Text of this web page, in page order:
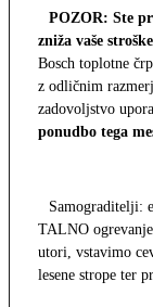
POZOR: Ste
zniža vaše
Bosch toplotne
z odličnim
zadovoljstvo
ponudbo tega
Samograditelji:
TALNO
utori, vstavimo
lesene strope ter